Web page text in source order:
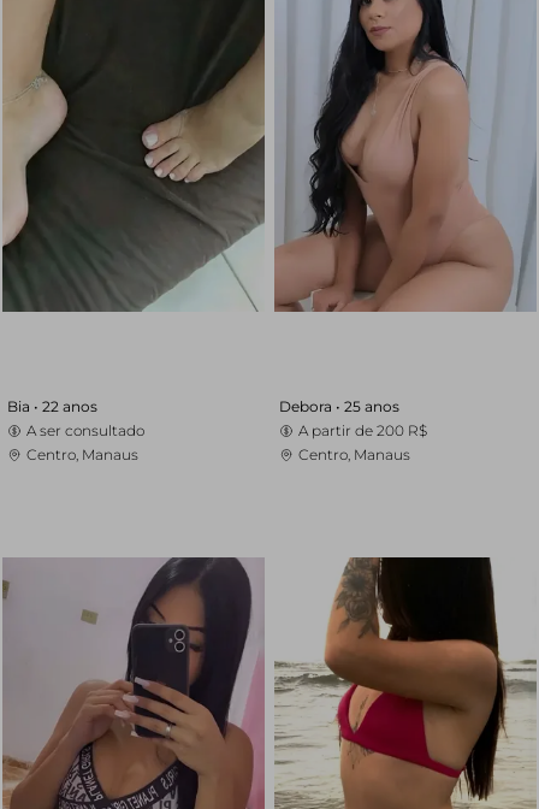
Bia • 22 anos
A ser consultado
Centro, Manaus
Debora • 25 anos
A partir de 200 R$
Centro, Manaus